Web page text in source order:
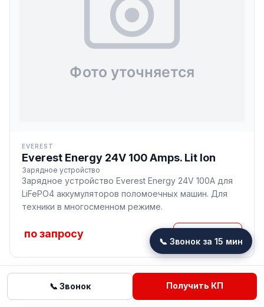
📞 Звонок Получить КП
EVEREST
Everest Energy 24V 100 Amps. Lit Ion
Зарядное устройство
Зарядное устройство Everest Energy 24V 100A для
LiFePO4 аккумуляторов поломоечных машин. Для
техники в многосменном режиме.
по запросу
📞 Звонок за 15 мин